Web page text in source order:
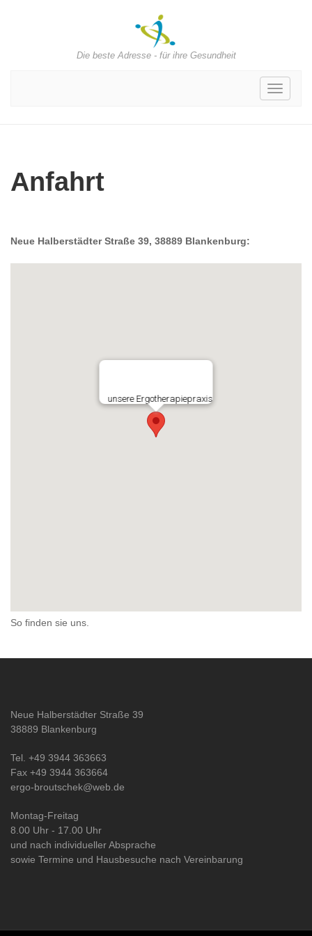
Die beste Adresse - für ihre Gesundheit
Toggle
Anfahrt
Neue Halberstädter Straße 39, 38889 Blankenburg:
So finden sie uns.
Neue Halberstädter Straße 39
38889 Blankenburg
Tel. +49 3944 363663
Fax +49 3944 363664
ergo-broutschek@web.de
Montag-Freitag
8.00 Uhr - 17.00 Uhr
und nach individueller Absprache
sowie Termine und Hausbesuche nach Vereinbarung